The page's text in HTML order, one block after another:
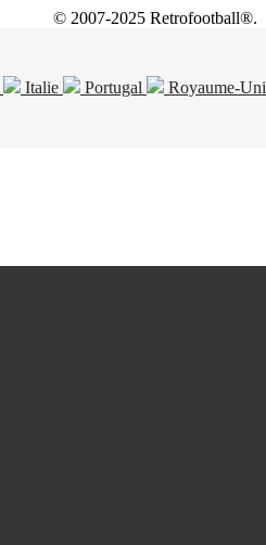
© 2007-2025 Retrofootball®.
Italie Portugal Royaume-Uni